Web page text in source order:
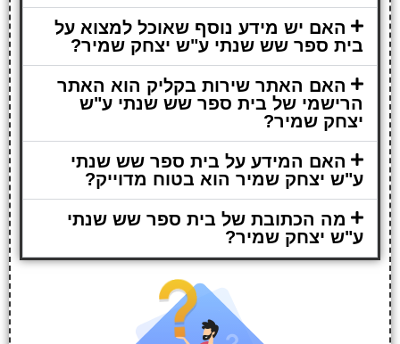
האם יש מידע נוסף שאוכל למצוא על
בית ספר שש שנתי ע"ש יצחק שמיר?
האם האתר שירות בקליק הוא האתר
הרישמי של בית ספר שש שנתי ע"ש
יצחק שמיר?
האם המידע על בית ספר שש שנתי
ע"ש יצחק שמיר הוא בטוח מדוייק?
מה הכתובת של בית ספר שש שנתי
ע"ש יצחק שמיר?